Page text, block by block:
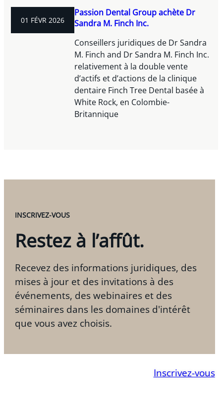
01 FÉVR 2026
Passion Dental Group achète Dr
Sandra M. Finch Inc.
Conseillers juridiques de Dr Sandra
M. Finch and Dr Sandra M. Finch Inc.
relativement à la double vente
d’actifs et d’actions de la clinique
dentaire Finch Tree Dental basée à
White Rock, en Colombie-
Britannique
INSCRIVEZ-VOUS
Restez à l’affût.
Recevez des informations juridiques, des
mises à jour et des invitations à des
événements, des webinaires et des
séminaires dans les domaines d'intérêt
que vous avez choisis.
Inscrivez-vous